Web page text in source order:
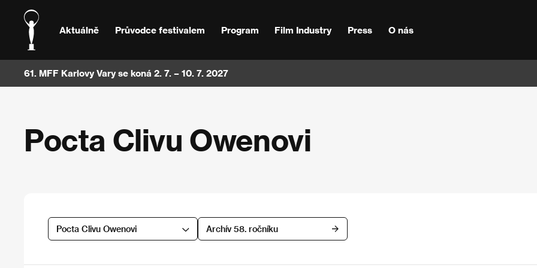
Aktuálně Průvodce festivalem Program Film Industry Press O nás
61. MFF Karlovy Vary se koná 2. 7. – 10. 7. 2027
Pocta Clivu Owenovi
Pocta Clivu Owenovi Archív 58. ročníku